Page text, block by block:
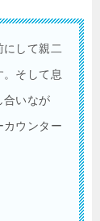
して親二
。そして息
合いなが
カウンター